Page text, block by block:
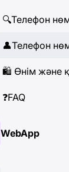
🔍Телефон
👤Телефон
🛍 Өнім және
❓FAQ
WebApp